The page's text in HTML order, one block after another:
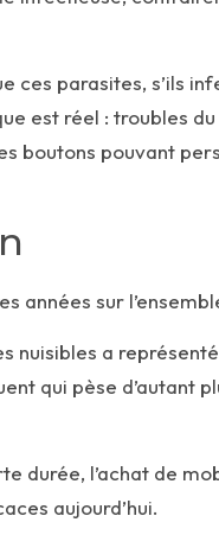
ces parasites, s’ils
est réel : troubles
boutons pouvant
années sur
nuisibles a
qui pèse d’autant
l’achat de
aujourd’hui.